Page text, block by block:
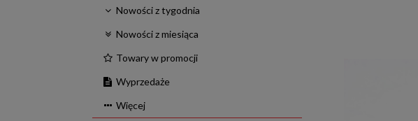
Nowości z tygodnia
Nowości z miesiąca
Towary w promocji
Wyprzedaże
Więcej